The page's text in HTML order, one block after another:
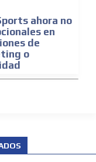
ahora no
en
de
o